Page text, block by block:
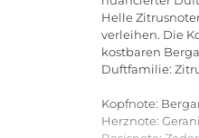
Helle
verleihen. Die
kostbaren
Duftfamilie:
Kopfnote:
Herznote: